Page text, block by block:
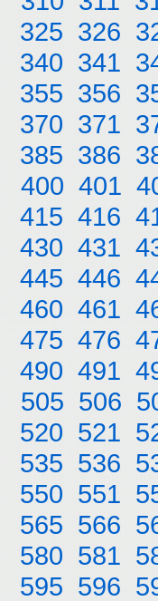
325 326
340 341
355 356
370 371
385 386
400 401
415 416
430 431
445 446
460 461
475 476
490 491
505 506
520 521
535 536
550 551
565 566
580 581
595 596